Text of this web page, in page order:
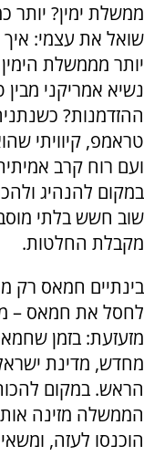
ממשלת ימין? יותר
שואל את עצמי:
יותר מממשלת
נשיא אמריקני
ההזדמנות?
טראמפ, קיוויתי
ועם רוח קרב
במקום להנהיג
שוב חשש בלתי
מקבלת החלטות.
בינתיים חמאס רק
לחסל את חמאס –
מזעזעת: בזמן
מחדש, מדינת
הראש. במקום
הוכנסו לעזה,